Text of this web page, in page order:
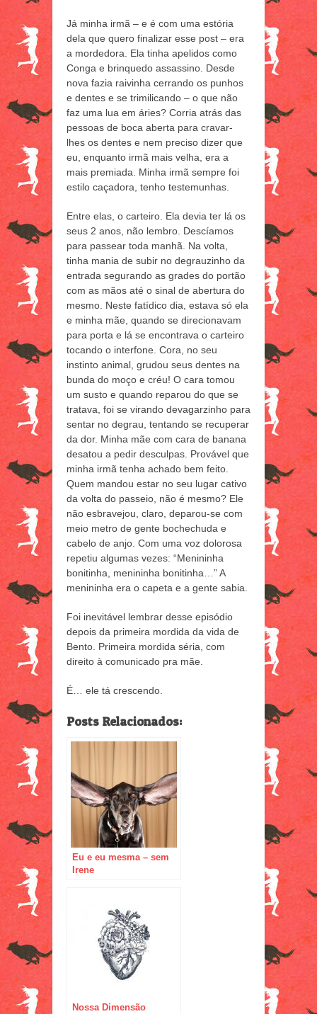
Já minha irmã – e é com uma estória
dela que quero finalizar esse post – era
a mordedora. Ela tinha apelidos como
Conga e brinquedo assassino. Desde
nova fazia raivinha cerrando os punhos
e dentes e se trimilicando – o que não
faz uma lua em áries? Corria atrás das
pessoas de boca aberta para cravar-
lhes os dentes e nem preciso dizer que
eu, enquanto irmã mais velha, era a
mais premiada. Minha irmã sempre foi
estilo caçadora, tenho testemunhas.
Entre elas, o carteiro. Ela devia ter lá os
seus 2 anos, não lembro. Descíamos
para passear toda manhã. Na volta,
tinha mania de subir no degrauzinho da
entrada segurando as grades do portão
com as mãos até o sinal de abertura do
mesmo. Neste fatídico dia, estava só ela
e minha mãe, quando se direcionavam
para porta e lá se encontrava o carteiro
tocando o interfone. Cora, no seu
instinto animal, grudou seus dentes na
bunda do moço e créu! O cara tomou
um susto e quando reparou do que se
tratava, foi se virando devagarzinho para
sentar no degrau, tentando se recuperar
da dor. Minha mãe com cara de banana
desatou a pedir desculpas. Provável que
minha irmã tenha achado bem feito.
Quem mandou estar no seu lugar cativo
da volta do passeio, não é mesmo? Ele
não esbravejou, claro, deparou-se com
meio metro de gente bochechuda e
cabelo de anjo. Com uma voz dolorosa
repetiu algumas vezes: “Menininha
bonitinha, menininha bonitinha…” A
menininha era o capeta e a gente sabia.
Foi inevitável lembrar desse episódio
depois da primeira mordida da vida de
Bento. Primeira mordida séria, com
direito à comunicado pra mãe.
É… ele tá crescendo.
Posts Relacionados:
Eu e eu mesma – sem
Irene
Nossa Dimensão